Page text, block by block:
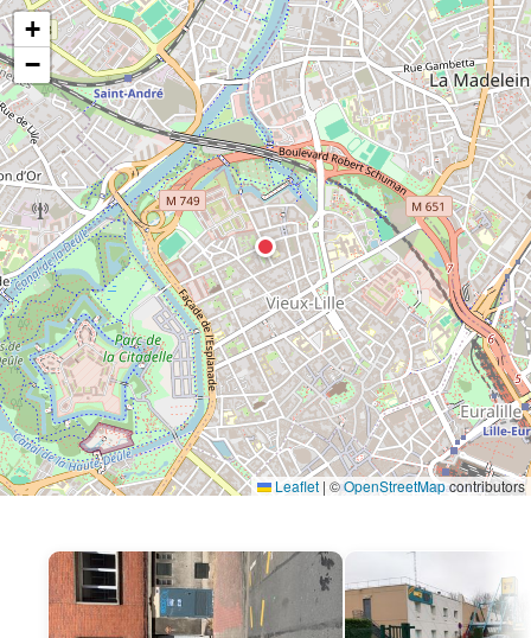
+
−
Leaflet | ©OpenStreetMapcontributors